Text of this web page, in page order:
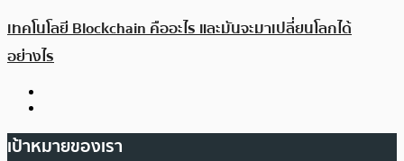
เทคโนโลยี Blockchain คืออะไร และมันจะมาเปลี่ยนโลกได้
อย่างไร
เป้าหมายของเรา